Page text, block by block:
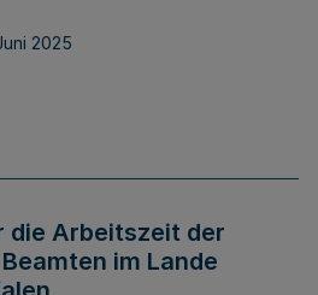
2025
die Arbeitszeit der
im Lande